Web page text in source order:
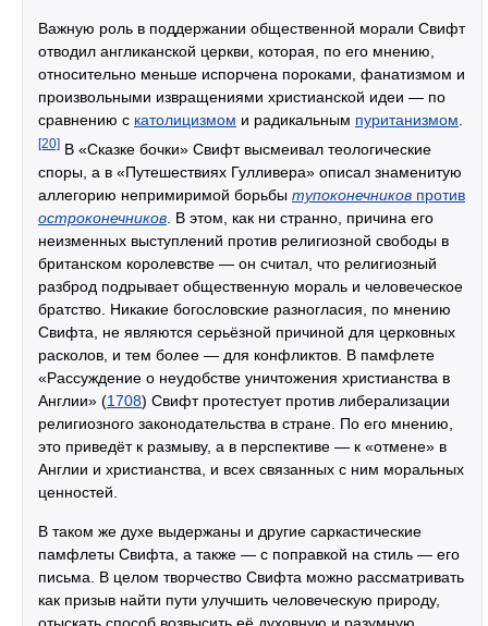
Важную роль в поддержании общественной морали Свифт
отводил англиканской церкви, которая, по его мнению,
относительно меньше испорчена пороками, фанатизмом и
произвольными извращениями христианской идеи — по
сравнению с католицизмом и радикальным пуританизмом.
[20] В «Сказке бочки» Свифт высмеивал теологические
споры, а в «Путешествиях Гулливера» описал знаменитую
аллегорию непримиримой борьбы тупоконечников против
остроконечников . В этом, как ни странно, причина его
неизменных выступлений против религиозной свободы в
британском королевстве — он считал, что религиозный
разброд подрывает общественную мораль и человеческое
братство. Никакие богословские разногласия, по мнению
Свифта, не являются серьёзной причиной для церковных
расколов, и тем более — для конфликтов. В памфлете
«Рассуждение о неудобстве уничтожения христианства в
Англии» (1708) Свифт протестует против либерализации
религиозного законодательства в стране. По его мнению,
это приведёт к размыву, а в перспективе — к «отмене» в
Англии и христианства, и всех связанных с ним моральных
ценностей.
В таком же духе выдержаны и другие саркастические
памфлеты Свифта, а также — с поправкой на стиль — его
письма. В целом творчество Свифта можно рассматривать
как призыв найти пути улучшить человеческую природу,